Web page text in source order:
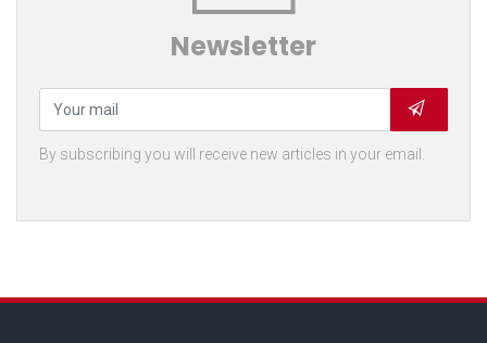
Newsletter
By subscribing you will receive new articles in your email.